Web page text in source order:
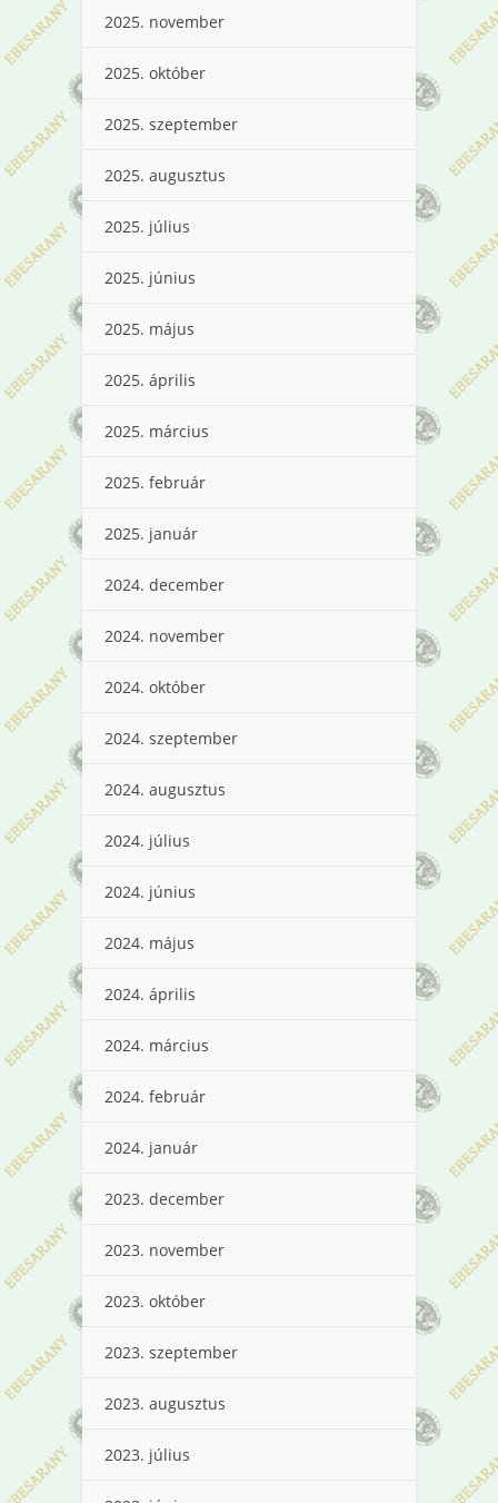
2025. november
2025. október
2025. szeptember
2025. augusztus
2025. július
2025. június
2025. május
2025. április
2025. március
2025. február
2025. január
2024. december
2024. november
2024. október
2024. szeptember
2024. augusztus
2024. július
2024. június
2024. május
2024. április
2024. március
2024. február
2024. január
2023. december
2023. november
2023. október
2023. szeptember
2023. augusztus
2023. július